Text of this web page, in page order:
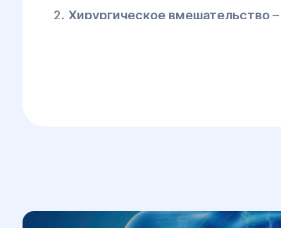
Хирургическое вмешательство–
Гормональная терапия и